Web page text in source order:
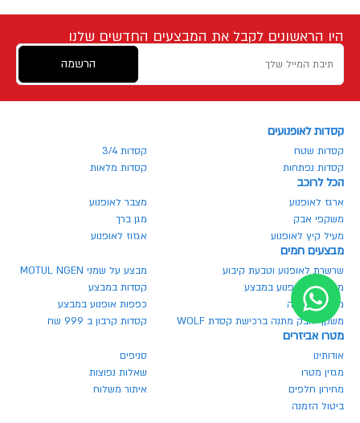
היו הראשונים לקבל את המבצעים החדשים שלנו
הרשמה
קסדות לאופנועים
קסדות שטח
קסדות 3/4
קסדות נפתחות
קסדות מלאות
הכל לרוכב
ארגז לאופנוע
מצבר לאופנוע
משקפי אבק
מגן ברך
מעיל קיץ לאופנוע
אגזוז לאופנוע
מבצעים חמים
שרשרת לאופנוע וטבעת קיבוע
מבצע על שמני MOTUL NGEN
מנעולים לאופנוע במבצע
קסדות במבצע
משקף בהנחה
כפפות אופנוע במבצע
משקף אבק מתנה ברכישת קסדת WOLF
קסדות קרבון ב 999 שח
מטרו אביזרים
אודותינו
סניפים
מגזין מטרו
שאלות נפוצות
מחירון חלפים
איתור משלוח
ביטול הזמנה